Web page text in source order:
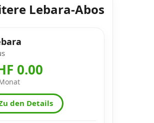
Lebara-Abos
0.00
den Details